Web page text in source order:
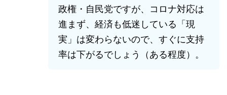
政権・自民党ですが、コロナ対応は
進まず、経済も低迷している「現
実」は変わらないので、すぐに支持
率は下がるでしょう（ある程度）。